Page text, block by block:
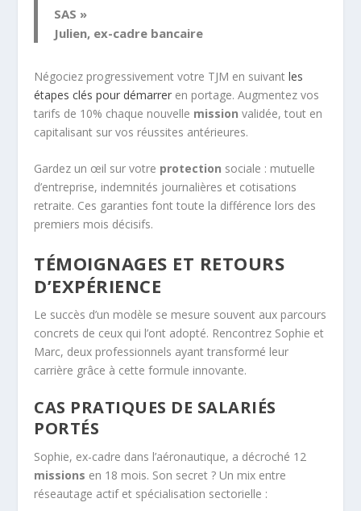
SAS »
Julien, ex-cadre bancaire
Négociez progressivement votre TJM en suivantles
étapes clés pour démarrer en portage. Augmentez vos
tarifs de 10% chaque nouvelle mission validée, tout en
capitalisant sur vos réussites antérieures.
Gardez un œil sur votre protection sociale : mutuelle
d’entreprise, indemnités journalières et cotisations
retraite. Ces garanties font toute la différence lors des
premiers mois décisifs.
TÉMOIGNAGES ET RETOURS
D’EXPÉRIENCE
Le succès d’un modèle se mesure souvent aux parcours
concrets de ceux qui l’ont adopté. Rencontrez Sophie et
Marc, deux professionnels ayant transformé leur
carrière grâce à cette formule innovante.
CAS PRATIQUES DE SALARIÉS
PORTÉS
Sophie, ex-cadre dans l’aéronautique, a décroché 12
missions en 18 mois. Son secret ? Un mix entre
réseautage actif et spécialisation sectorielle :